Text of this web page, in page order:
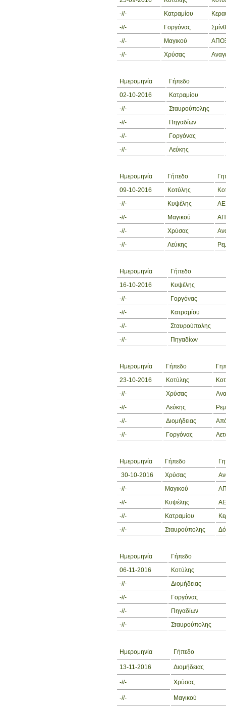
-//-
Κατραμίου
-//-
Γοργόνας
-//-
Μαγικού
-//-
Χρύσας
Ημερομηνία
Γήπεδο
02-10-2016
Κατραμίου
-//-
Σταυρούπολης
-//-
Πηγαδίων
-//-
Γοργόνας
-//-
Λεύκης
Ημερομηνία Γήπεδο
09-10-2016
Κοτύλης
-//-
Κυψέλης
-//-
Μαγικού
-//-
Χρύσας
-//-
Λεύκης
Ημερομηνία
Γήπεδο
16-10-2016
Κυψέλης
-//-
Γοργόνας
-//-
Κατραμίου
-//-
Σταυρούπολης
-//-
Πηγαδίων
Ημερομηνία Γήπεδο
23-10-2016
Κοτύλης
-//-
Χρύσας
-//-
Λεύκης
-//-
Διομήδειας
-//-
Γοργόνας
Ημερομηνία Γήπεδο
30-10-2016
Χρύσας
-//-
Μαγικού
-//-
Κυψέλης
-//-
Κατραμίου
-//-
Σταυρούπολης
Ημερομηνία
Γήπεδο
06-11-2016
Κοτύλης
-//-
Διομήδειας
-//-
Γοργόνας
-//-
Πηγαδίων
-//-
Σταυρούπολης
Ημερομηνία Γήπεδο
13-11-2016 Διομήδειας
-//- Χρύσας
-//- Μαγικού